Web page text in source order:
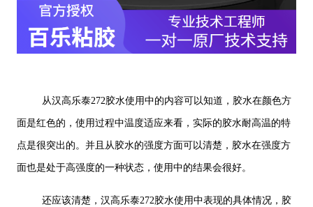
从汉高乐泰272胶水使用中的内容可以知道，胶水在颜色方
面是红色的，使用过程中温度适应来看，实际的胶水耐高温的特
点是很突出的。并且从胶水的强度方面可以清楚，胶水在强度方
面也是处于高强度的一种状态，使用中的结果会很好。
还应该清楚，汉高乐泰272胶水使用中表现的具体情况，胶